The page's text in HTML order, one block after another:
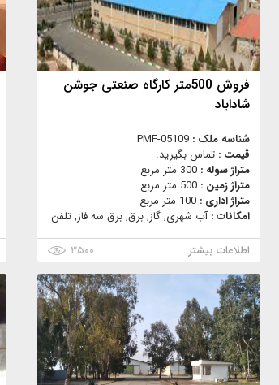
فروش 500متر کارگاه صنعتی جوشن
شاداباد
شناسه ملک : PMF-05109
قیمت : تماس بگیرید.
متراژ سوله : 300 متر مربع
متراژ زمین : 500 متر مربع
متراژ اداری : 100 متر مربع
امکانات :آب شهری, گاز, برق, برق سه فاز, تلفن
اطلاعات بیشتر
۳۵۰۰